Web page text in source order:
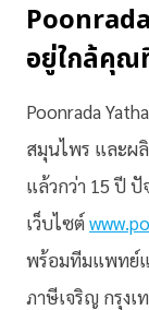
อยู่ใกล้คุณ
Poonrada
สมุนไพร และผ
แล้วกว่า 15 ปี
เว็บไซต์
พร้อมทีมแพทย์
ภาษีเจริญ กรุงเ